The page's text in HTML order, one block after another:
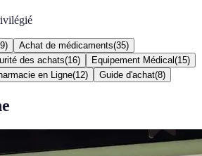
) Achat de médicaments(35)
des achats(16) Equipement Médical (15)
en Ligne(12) Guide d'achat(8)